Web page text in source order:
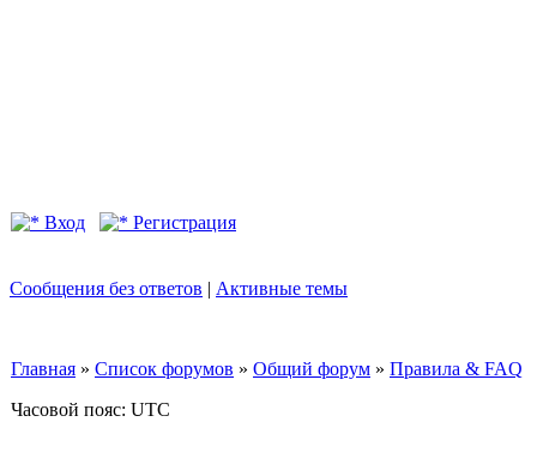
Вход Регистрация
Сообщения без ответов | Активные темы
Главная » Список форумов » Общий форум » Правила & FAQ
Часовой пояс: UTC